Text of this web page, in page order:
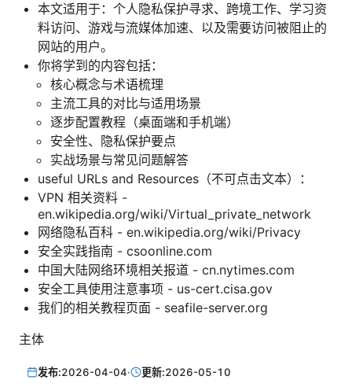
本文适用于：个人隐私保护寻求、跨境工作、学习资
料访问、游戏与流媒体加速、以及需要访问被阻止的
网站的用户。
你将学到的内容包括：
核心概念与术语梳理
主流工具的对比与适用场景
逐步配置教程（桌面端和手机端）
安全性、隐私保护要点
实战场景与常见问题解答
useful URLs and Resources（不可点击文本）：
VPN 相关资料 -
en.wikipedia.org/wiki/Virtual_private_network
网络隐私百科 - en.wikipedia.org/wiki/Privacy
安全实践指南 - csoonline.com
中国大陆网络环境相关报道 - cn.nytimes.com
安全工具使用注意事项 - us-cert.cisa.gov
我们的相关教程页面 - seafile-server.org
主体
发布:2026-04-04· 更新:2026-05-10